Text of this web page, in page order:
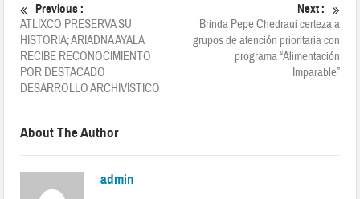
Previous :
ATLIXCO PRESERVA SU
HISTORIA; ARIADNA AYALA
RECIBE RECONOCIMIENTO
POR DESTACADO
DESARROLLO ARCHIVÍSTICO
Next :
Brinda Pepe Chedraui certeza a
grupos de atención prioritaria con
programa “Alimentación
Imparable”
About The Author
admin